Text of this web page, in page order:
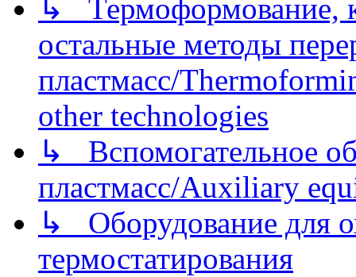
↳ Термоформование,
остальные методы
пластмасс/
other technologies
↳ Вспомогательное
пластмасс/Auxiliary
↳ Оборудование для
термостатирования